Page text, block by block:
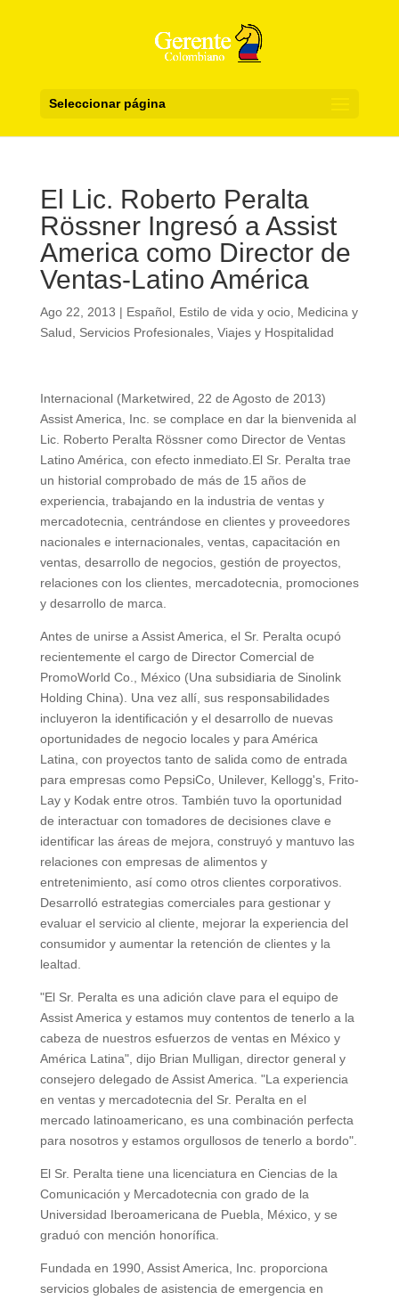
Seleccionar página
El Lic. Roberto Peralta
Rössner Ingresó a Assist
America como Director de
Ventas-Latino América
Ago 22, 2013 | Español, Estilo de vida y ocio, Medicina y
Salud
Servicios Profesionales, Viajes y Hospitalidad
Internacional (Marketwired, 22 de Agosto de 2013)
Assist America, Inc. se complace en dar la bienvenida al
Lic. Roberto Peralta Rössner como Director de Ventas
Latino América, con efecto inmediato.El Sr. Peralta trae
un historial comprobado de más de 15 años de
experiencia, trabajando en la industria de ventas y
mercadotecnia, centrándose en clientes y proveedores
nacionales e internacionales, ventas, capacitación en
ventas, desarrollo de negocios, gestión de proyectos,
relaciones con los clientes, mercadotecnia, promociones
y desarrollo de marca.
Antes de unirse a Assist America, el Sr. Peralta ocupó
recientemente el cargo de Director Comercial de
PromoWorld Co., México (Una subsidiaria de Sinolink
Holding China). Una vez allí, sus responsabilidades
incluyeron la identificación y el desarrollo de nuevas
oportunidades de negocio locales y para América
Latina, con proyectos tanto de salida como de entrada
para empresas como PepsiCo, Unilever, Kellogg's, Frito-
Lay y Kodak entre otros. También tuvo la oportunidad
de interactuar con tomadores de decisiones clave e
identificar las áreas de mejora, construyó y mantuvo las
relaciones con empresas de alimentos y
entretenimiento, así como otros clientes corporativos.
Desarrolló estrategias comerciales para gestionar y
evaluar el servicio al cliente, mejorar la experiencia del
consumidor y aumentar la retención de clientes y la
lealtad.
"El Sr. Peralta es una adición clave para el equipo de
Assist America y estamos muy contentos de tenerlo a la
cabeza de nuestros esfuerzos de ventas en México y
América Latina", dijo Brian Mulligan, director general y
consejero delegado de Assist America. "La experiencia
en ventas y mercadotecnia del Sr. Peralta en el
mercado latinoamericano, es una combinación perfecta
para nosotros y estamos orgullosos de tenerlo a bordo".
El Sr. Peralta tiene una licenciatura en Ciencias de la
Comunicación y Mercadotecnia con grado de la
Universidad Iberoamericana de Puebla, México, y se
graduó con mención honorífica.
Fundada en 1990, Assist America, Inc. proporciona
servicios globales de asistencia de emergencia en